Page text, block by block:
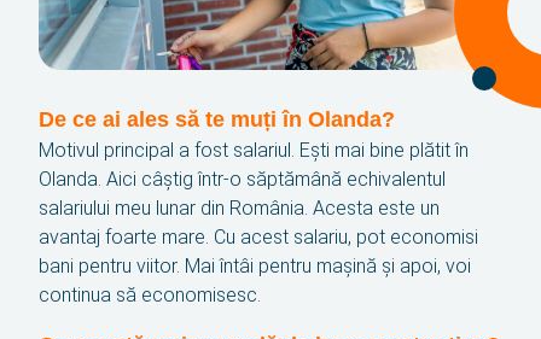
De ce ai ales să te muți în Olanda?
Motivul principal a fost salariul. Ești mai bine plătit în
Olanda. Aici câștig într-o săptămână echivalentul
salariului meu lunar din România. Acesta este un
avantaj foarte mare. Cu acest salariu, pot economisi
bani pentru viitor. Mai întâi pentru mașină și apoi, voi
continua să economisesc.